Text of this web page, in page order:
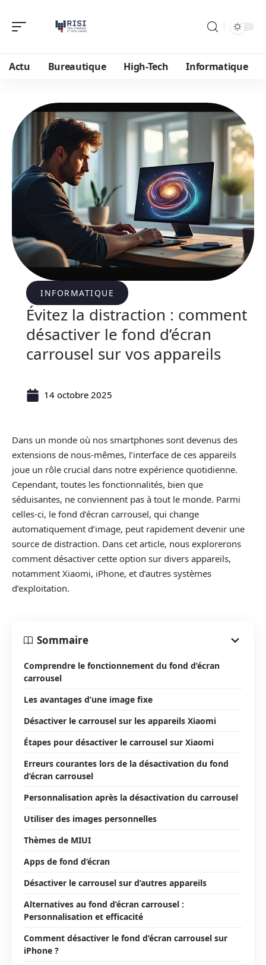
Actu Bureautique High-Tech Informatique
INFORMATIQUE
Évitez la distraction : comment
désactiver le fond d’écran
carrousel sur vos appareils
14 octobre 2025
Dans un monde où nos smartphones sont devenus des
extensions de nous-mêmes, l’interface de ces appareils
joue un rôle crucial dans notre expérience quotidienne.
Cependant, toutes les fonctionnalités, bien que
séduisantes, ne conviennent pas à tout le monde. Parmi
celles-ci, le fond d’écran carrousel, qui change
automatiquement d’image, peut rapidement devenir une
source de distraction. Dans cet article, nous explorerons
comment désactiver cette option sur divers appareils,
notamment Xiaomi, iPhone, et d’autres systèmes
d’exploitation.
Sommaire
Comprendre le fonctionnement du fond d’écran
carrousel
Les avantages d’une image fixe
Désactiver le carrousel sur les appareils Xiaomi
Étapes pour désactiver le carrousel sur Xiaomi
Erreurs courantes lors de la désactivation du fond
d’écran carrousel
Personnalisation après la désactivation du carrousel
Utiliser des images personnelles
Thèmes de MIUI
Apps de fond d’écran
Désactiver le carrousel sur d’autres appareils
Alternatives au fond d’écran carrousel :
Personnalisation et efficacité
Comment désactiver le fond d’écran carrousel sur
iPhone ?